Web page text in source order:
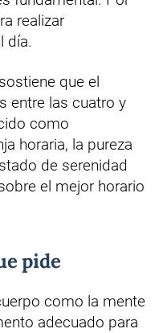
realizar
día.
que el
entre las cuatro y
como
horaria, la pureza
de serenidad
el mejor horario
pide
como la mente
adecuado para